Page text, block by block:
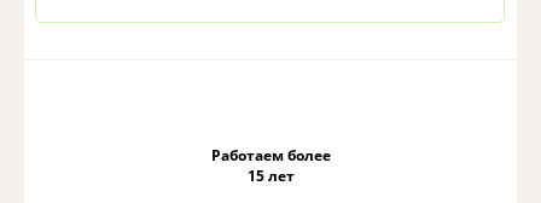
Работаем более
15 лет